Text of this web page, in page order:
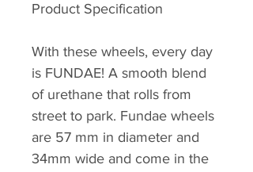
Product Specification
With these wheels, every day
is FUNDAE! A smooth blend
of urethane that rolls from
street to park. Fundae wheels
are 57 mm in diameter and
34mm wide and come in the